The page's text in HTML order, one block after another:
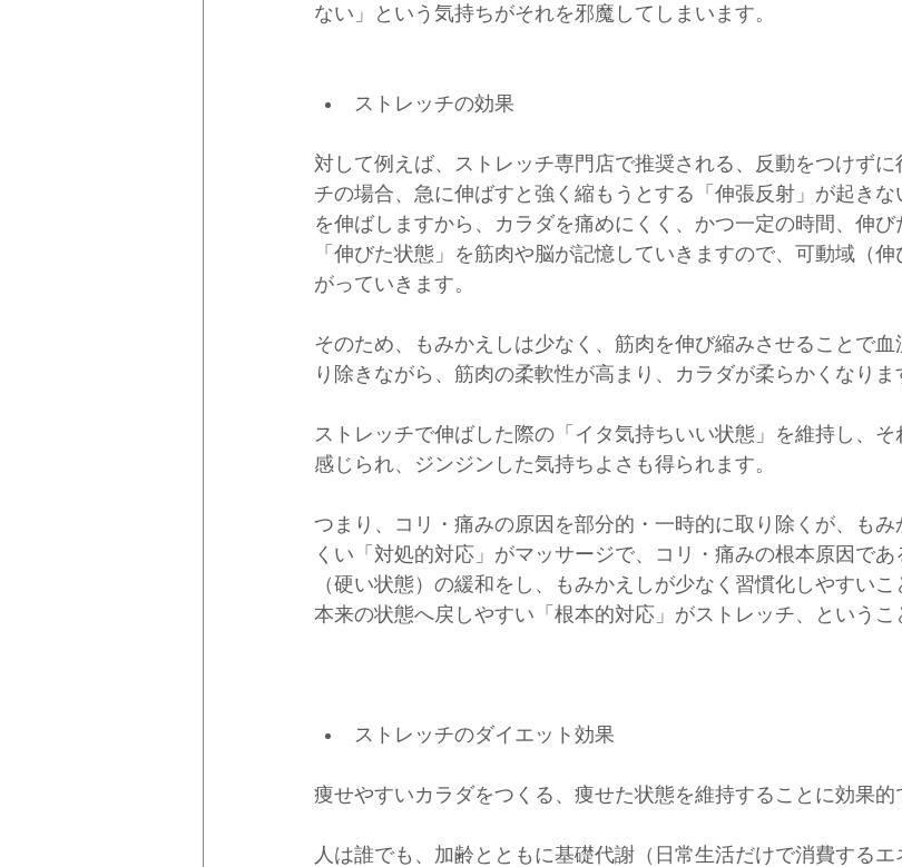
ない」という気持ちがそれを邪魔してしまいます。
ストレッチの効果
対して例えば、ストレッチ専門店で推奨される、反動をつけず
チの場合、急に伸ばすと強く縮もうとする「伸張反射」が起き
を伸ばしますから、カラダを痛めにくく、かつ一定の時間、伸
「伸びた状態」を筋肉や脳が記憶していきますので、可動域（
がっていきます。
そのため、もみかえしは少なく、筋肉を伸び縮みさせることで
り除きながら、筋肉の柔軟性が高まり、カラダが柔らかくなりま
ストレッチで伸ばした際の「イタ気持ちいい状態」を維持し、
感じられ、ジンジンした気持ちよさも得られます。
つまり、コリ・痛みの原因を部分的・一時的に取り除くが、も
くい「対処的対応」がマッサージで、コリ・痛みの根本原因で
（硬い状態）の緩和をし、もみかえしが少なく習慣化しやすい
本来の状態へ戻しやすい「根本的対応」がストレッチ、というこ
ストレッチのダイエット効果
痩せやすいカラダをつくる、痩せた状態を維持することに効果的
人は誰でも、加齢とともに基礎代謝（日常生活だけで消費する